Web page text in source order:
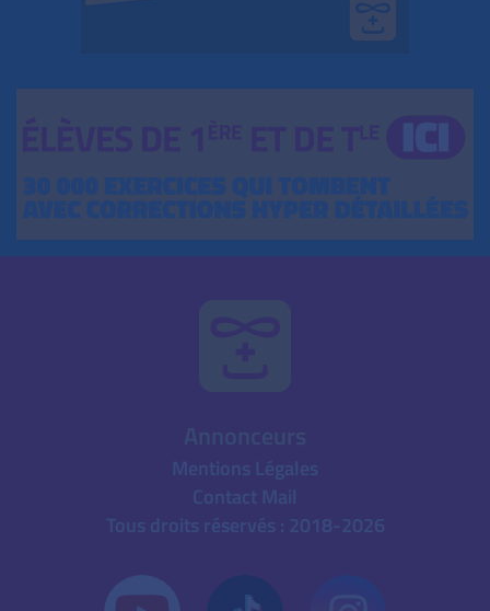
Mentions Légales
Contact Mail
Tous droits réservés : 2018-2026